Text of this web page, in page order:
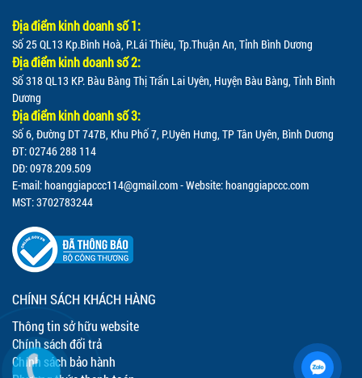
Địa điểm kinh doanh số 1:
Số 25 QL13 Kp.Bình Hoà, P.Lái Thiêu, Tp.Thuận An, Tỉnh Bình Dương
Địa điểm kinh doanh số 2:
Số 318 QL13 KP. Bàu Bàng Thị Trấn Lai Uyên, Huyện Bàu Bàng, Tỉnh Bình
Dương
Địa điểm kinh doanh số 3:
Số 6, Đường DT 747B, Khu Phố 7, P.Uyên Hưng, TP Tân Uyên, Bình Dương
ĐT: 02746 288 114
DĐ: 0978.209.509
E-mail:hoanggiapccc114@gmail.com- Website: hoanggiapccc.com
MST: 3702783244
CHÍNH SÁCH KHÁCH HÀNG
Thông tin sở hữu website
Chính sách đổi trả
Chính sách bảo hành